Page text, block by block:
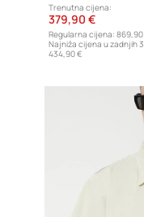
Trenutna cijena:
379,90 €
Regularna cijena:
Najniža cijena u zadnjih
434,90 €